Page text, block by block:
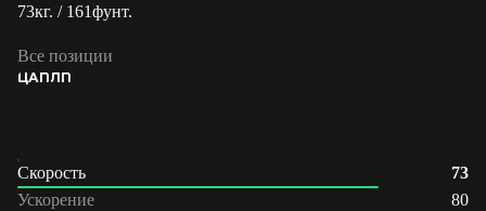
73кг. / 161фунт.
Все позиции
ЦАПЛП
Скорость
73
Ускорение
80